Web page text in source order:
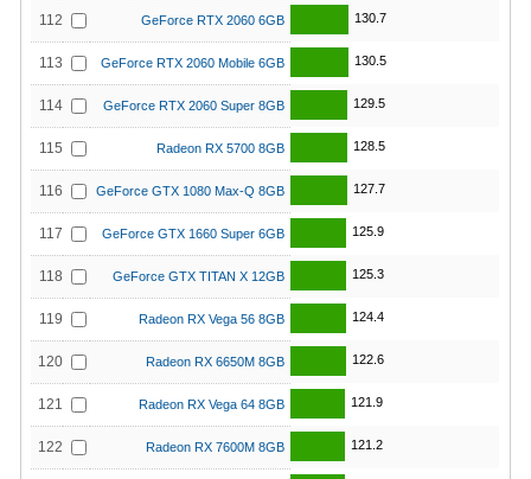
112 GeForce RTX 2060 6GB 130.7
113 GeForce RTX 2060 Mobile 6GB 130.5
114 GeForce RTX 2060 Super 8GB 129.5
115 Radeon RX 5700 8GB 128.5
116 GeForce GTX 1080 Max-Q 8GB 127.7
117 GeForce GTX 1660 Super 6GB 125.9
118 GeForce GTX TITAN X 12GB 125.3
119 Radeon RX Vega 56 8GB 124.4
120 Radeon RX 6650M 8GB 122.6
121 Radeon RX Vega 64 8GB 121.9
122 Radeon RX 7600M 8GB 121.2